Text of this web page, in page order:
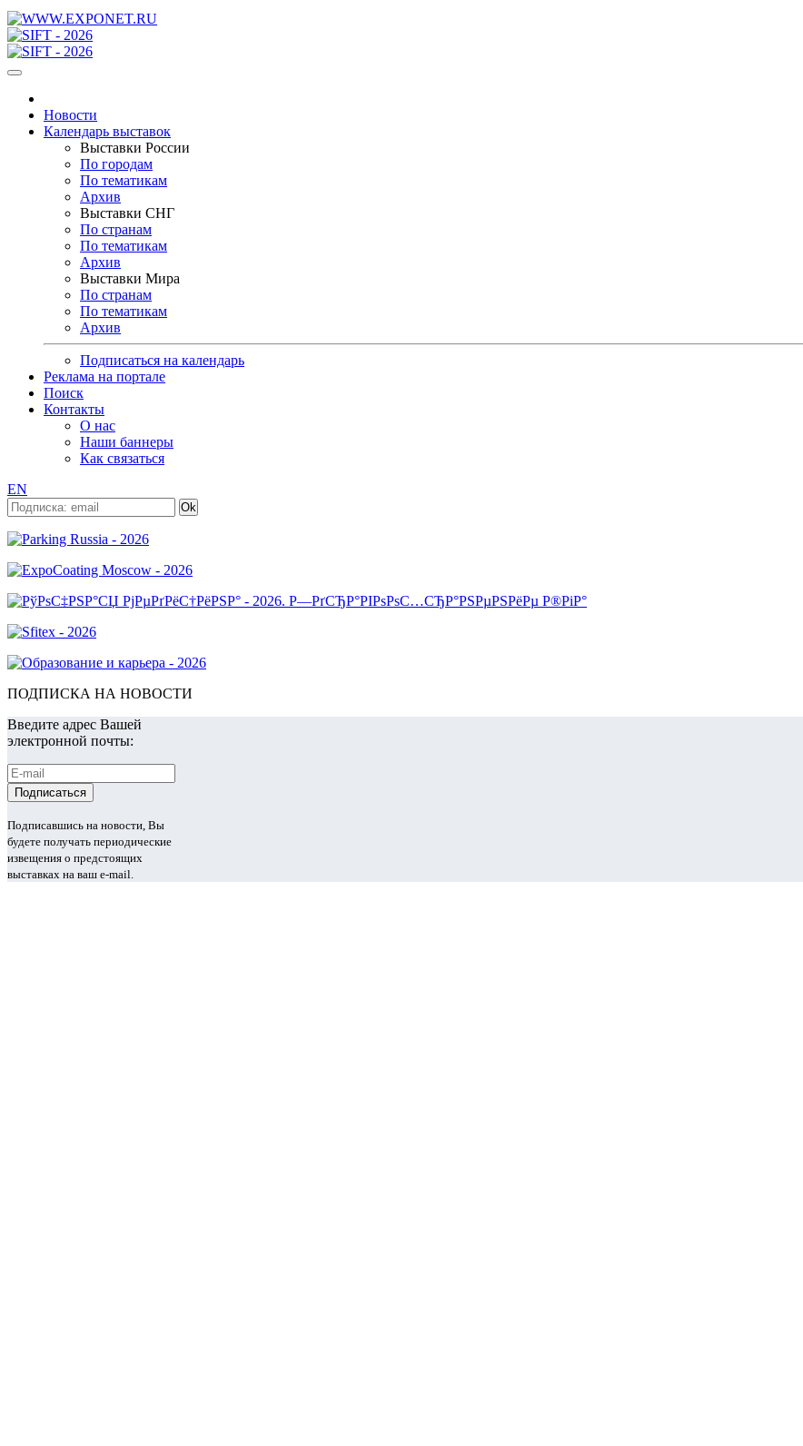
Новости
Календарь выставок
Выставки России
По городам
По тематикам
Архив
Выставки СНГ
По странам
По тематикам
Архив
Выставки Мира
По странам
По тематикам
Архив
Подписаться на календарь
Реклама на портале
Поиск
Контакты
О нас
Наши баннеры
Как связаться
EN
ПОДПИСКА НА НОВОСТИ
Введите адрес Вашей
электронной почты:
Подписавшись на новости, Вы
будете получать периодические
извещения о предстоящих
выставках на ваш e-mail.